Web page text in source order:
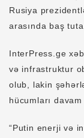
Rusiya
arasında baş
InterPress.ge
və infrastruktur
olub, lakin
hücumları
“Putin enerji və